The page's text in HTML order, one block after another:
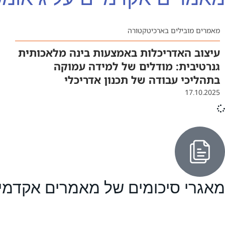
מאמרים מובילים בארכיטקטורה
עיצוב האדריכלות באמצעות בינה מלאכותית
גנרטיבית: מודלים של למידה עמוקה
בתהליכי עבודה של תכנון אדריכלי
17.10.2025
מאגרי סיכומים של מאמרים